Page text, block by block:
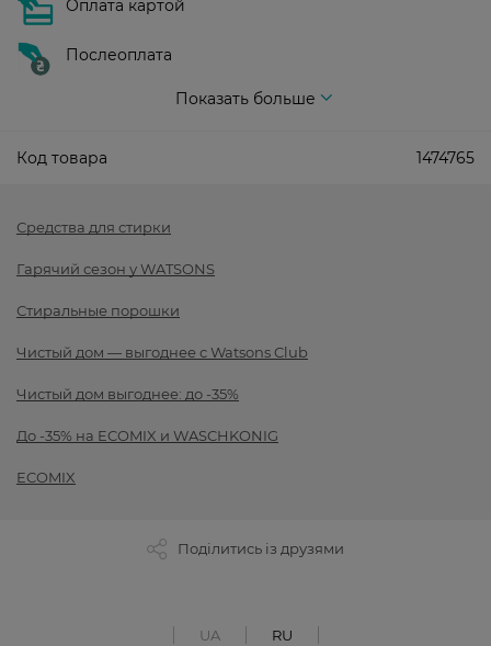
Оплата картой
Послеоплата
Показать больше
Код товара 1474765
Средства для стирки
Гарячий сезон у WATSONS
Стиральные порошки
Чистый дом — выгоднее с Watsons Club
Чистый дом выгоднее: до -35%
До -35% на ECOMIX и WASCHKONIG
ECOMIX
Поділитись із друзями
UA RU